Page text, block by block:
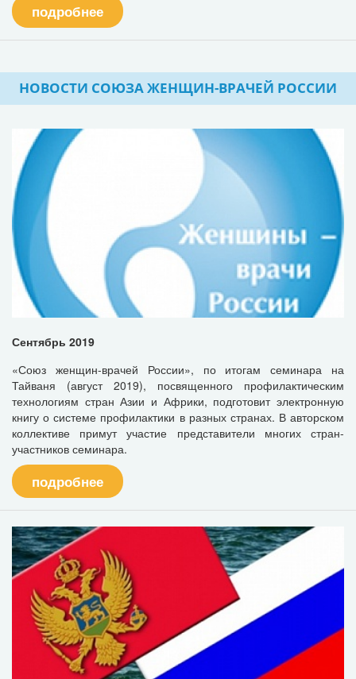
подробнее
НОВОСТИ СОЮЗА ЖЕНЩИН-ВРАЧЕЙ РОССИИ
Сентябрь 2019
«Союз женщин-врачей России», по итогам семинара на
Тайваня (август 2019), посвященного профилактическим
технологиям стран Азии и Африки, подготовит электронную
книгу о системе профилактики в разных странах. В авторском
коллективе примут участие представители многих стран-
участников семинара.
подробнее